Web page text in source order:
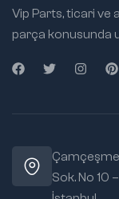
Vip Parts, ticari ve
parça konusunda
Sok. No 10